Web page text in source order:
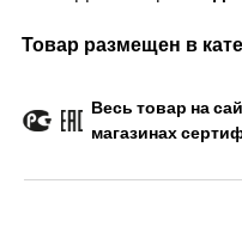
Товар размещен в
Весь товар на
магазинах